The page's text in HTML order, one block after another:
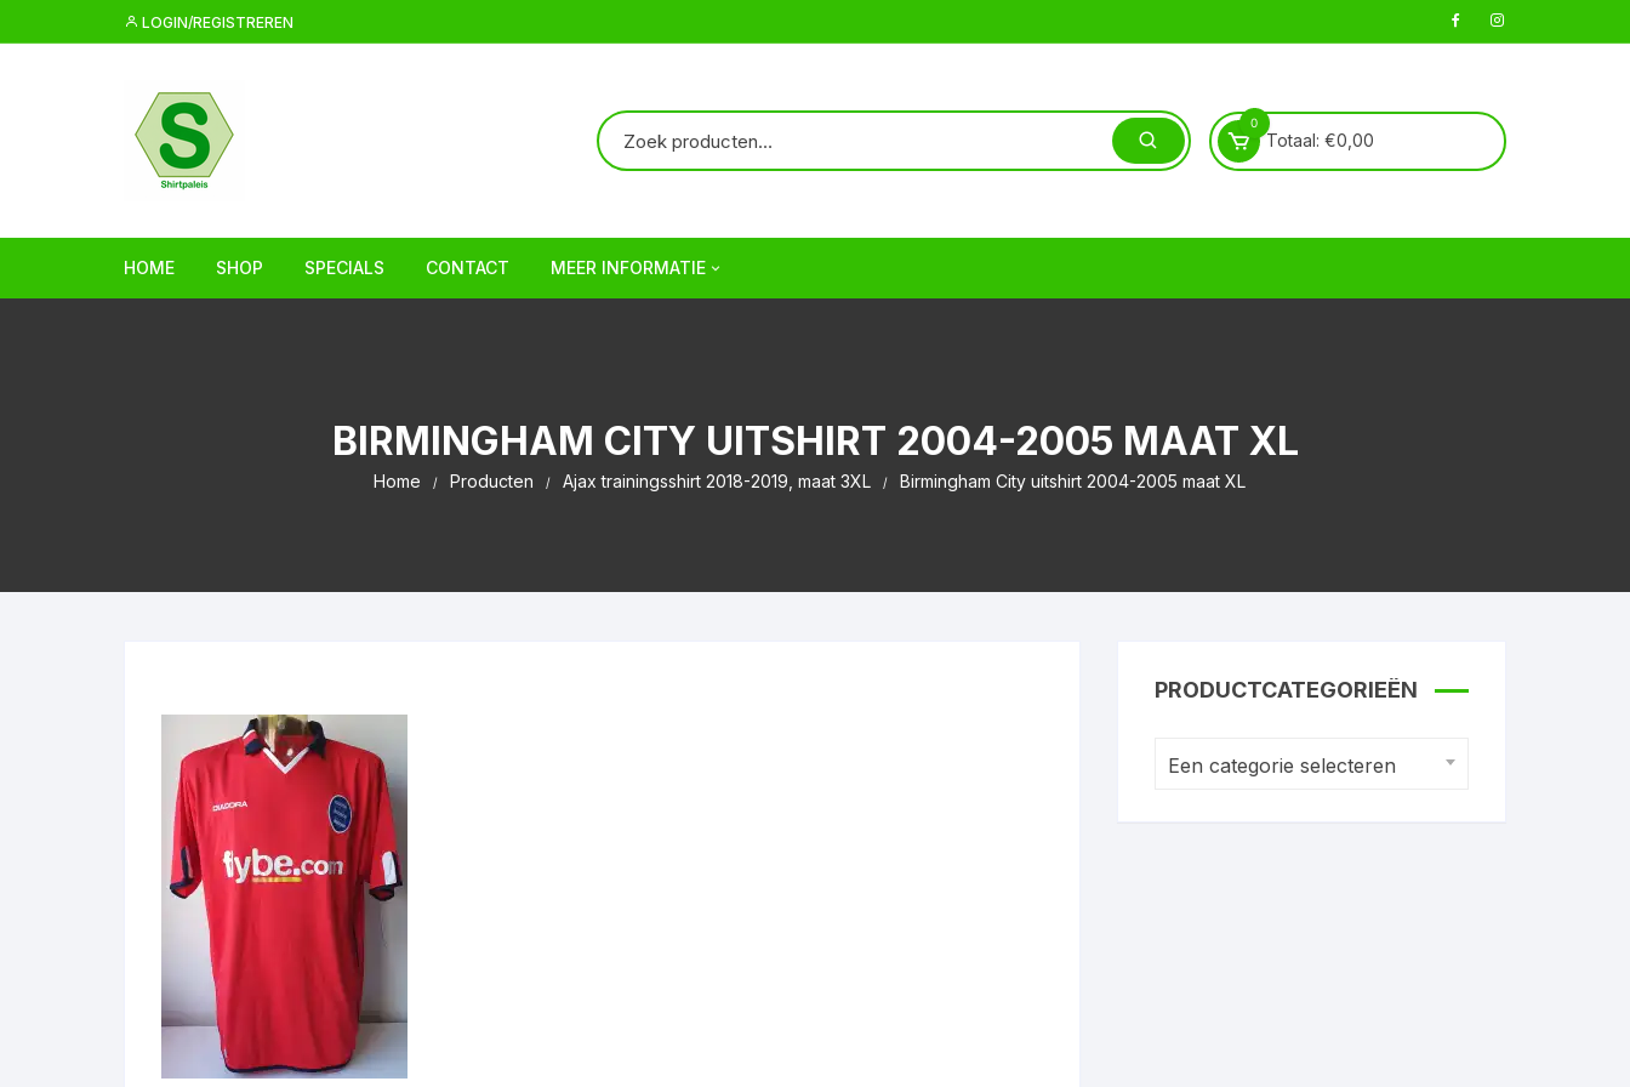
naar
LOGIN/REGISTREREN
0
Totaal: €0,00
HOME SHOP SPECIALS CONTACT MEER INFORMATIE
Veelgestelde vragen | FAQ
BIRMINGHAM CITY UITSHIRT 2004-2005 MAAT XL
Home Producten Ajax trainingsshirt 2018-2019, maat 3XL Birmingham City uitshirt 2004-2005 maat XL
PRODUCTCATEGORIEËN
Een categorie selecteren